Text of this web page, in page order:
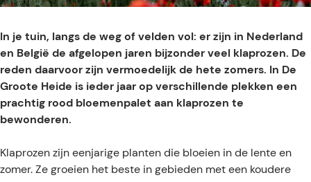
In je tuin, langs de weg of velden vol: er zijn in Nederland
en België de afgelopen jaren bijzonder veel klaprozen. De
reden daarvoor zijn vermoedelijk de hete zomers. In De
Groote Heide is ieder jaar op verschillende plekken een
prachtig rood bloemenpalet aan klaprozen te
bewonderen.​
Klaprozen zijn eenjarige planten die bloeien in de lente en
zomer. Ze groeien het beste in gebieden met een koudere